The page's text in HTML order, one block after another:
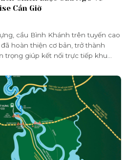
Cần Giờ
cầu Bình Khánh trên tuyến cao
hoàn thiện cơ bản, trở thành
trọng giúp kết nối trực tiếp khu
Giờ. Khi hoàn thiện toàn tuyến,
mở ra một giai đoạn phát triển mới
biển TP.HCM.